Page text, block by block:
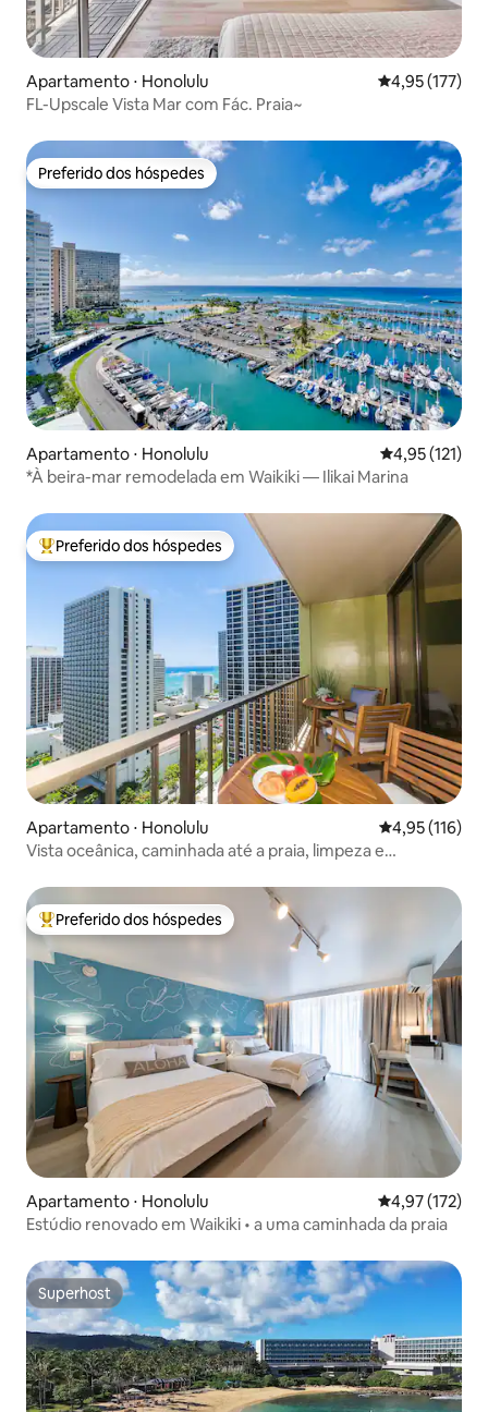
Apartamento ⋅ Honolulu 4,95 de uma
4,95 (177)
FL-Upscale Vista Mar com Fác. Praia~
Preferido dos hóspedes
Preferido dos hóspedes
Apartamento ⋅ Honolulu 4,95 de uma
4,95 (121)
*À beira-mar remodelada em Waikiki — Ilikai Marina
Entre os melhores preferidos dos hóspedes
Preferido dos hóspedes
Apartamento ⋅ Honolulu 4,95 de uma
4,95 (116)
Vista oceânica, caminhada até a praia, limpeza e
Entre os melhores preferidos dos hóspedes
Preferido dos hóspedes
Apartamento ⋅ Honolulu 4,97 de uma
4,97 (172)
Estúdio renovado em Waikiki • a uma caminhada da praia
Superhost
Superhost